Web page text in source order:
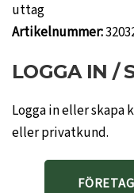
uttag
Artikelnummer:
LOGGA IN /
Logga in eller skapa
eller privatkund.
FÖRETAG